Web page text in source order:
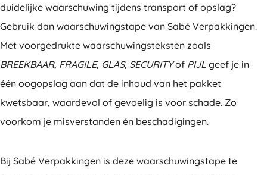
duidelijke waarschuwing tijdens transport of opslag?
Gebruik dan waarschuwingstape van Sabé Verpakkingen.
Met voorgedrukte waarschuwingsteksten zoals
BREEKBAAR, FRAGILE, GLAS, SECURITYof PIJL geef je in
één oogopslag aan dat de inhoud van het pakket
kwetsbaar, waardevol of gevoelig is voor schade. Zo
voorkom je misverstanden én beschadigingen.
Bij Sabé Verpakkingen is deze waarschuwingstape te